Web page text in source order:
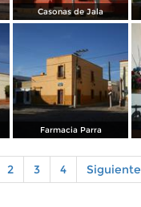
Casonas de Jala
Farmacia Parra
2 3 4 Siguiente